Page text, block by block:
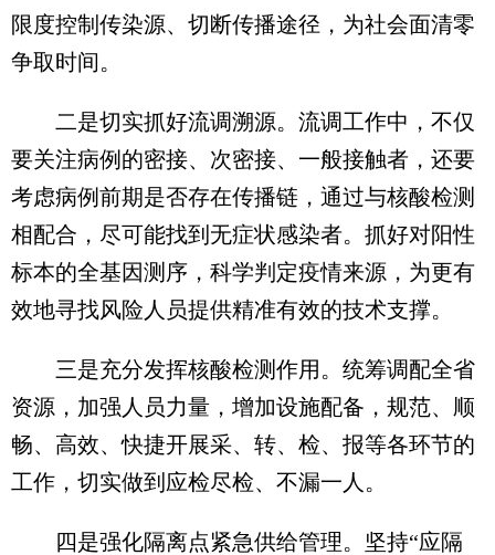
限度控制传染源、切断传播途径，为社会面清零
争取时间。
二是切实抓好流调溯源。流调工作中，不仅
要关注病例的密接、次密接、一般接触者，还要
考虑病例前期是否存在传播链，通过与核酸检测
相配合，尽可能找到无症状感染者。抓好对阳性
标本的全基因测序，科学判定疫情来源，为更有
效地寻找风险人员提供精准有效的技术支撑。
三是充分发挥核酸检测作用。统筹调配全省
资源，加强人员力量，增加设施配备，规范、顺
畅、高效、快捷开展采、转、检、报等各环节的
工作，切实做到应检尽检、不漏一人。
四是强化隔离点紧急供给管理。坚持“应隔